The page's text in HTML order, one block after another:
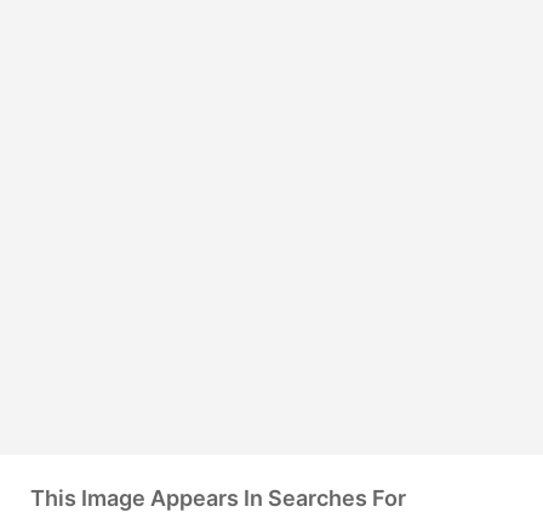
This Image Appears In Searches For